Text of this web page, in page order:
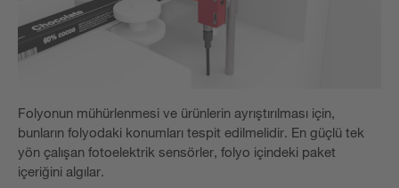
Folyonun mühürlenmesi ve ürünlerin ayrıştırılması için,
bunların folyodaki konumları tespit edilmelidir. En güçlü tek
yön çalışan fotoelektrik sensörler, folyo içindeki paket
içeriğini algılar.